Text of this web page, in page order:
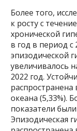
Более того,
к росту с
хронической
в год в период с
эпизодической
увеличивалось
2022 год.
распространена
океана (5,33%).
показатели
Эпизодическая